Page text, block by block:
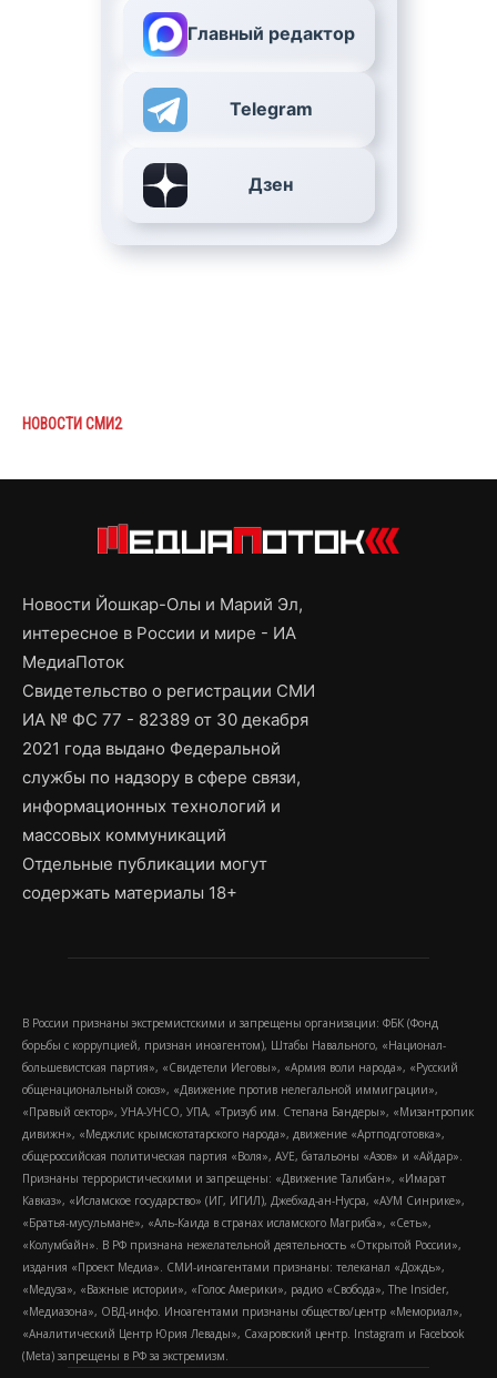
Главный редактор
Telegram
Дзен
НОВОСТИ СМИ2
Новости Йошкар-Олы и Марий Эл,
интересное в России и мире - ИА
МедиаПоток
Свидетельство о регистрации СМИ
ИА № ФС 77 - 82389 от 30 декабря
2021 года выдано Федеральной
службы по надзору в сфере связи,
информационных технологий и
массовых коммуникаций
Отдельные публикации могут
содержать материалы 18+
В России признаны экстремистскими и запрещены организации: ФБК (Фонд
борьбы с коррупцией, признан иноагентом), Штабы Навального, «Национал-
большевистская партия», «Свидетели Иеговы», «Армия воли народа», «Русский
общенациональный союз», «Движение против нелегальной иммиграции»,
«Правый сектор», УНА-УНСО, УПА, «Тризуб им. Степана Бандеры», «Мизантропик
дивижн», «Меджлис крымскотатарского народа», движение «Артподготовка»,
общероссийская политическая партия «Воля», АУЕ, батальоны «Азов» и «Айдар».
Признаны террористическими и запрещены: «Движение Талибан», «Имарат
Кавказ», «Исламское государство» (ИГ, ИГИЛ), Джебхад-ан-Нусра, «АУМ Синрике»,
«Братья-мусульмане», «Аль-Каида в странах исламского Магриба», «Сеть»,
«Колумбайн». В РФ признана нежелательной деятельность «Открытой России»,
издания «Проект Медиа». СМИ-иноагентами признаны: телеканал «Дождь»,
«Медуза», «Важные истории», «Голос Америки», радио «Свобода», The Insider,
«Медиазона», ОВД-инфо. Иноагентами признаны общество/центр «Мемориал»,
«Аналитический Центр Юрия Левады», Сахаровский центр. Instagram и Facebook
(Metа) запрещены в РФ за экстремизм.